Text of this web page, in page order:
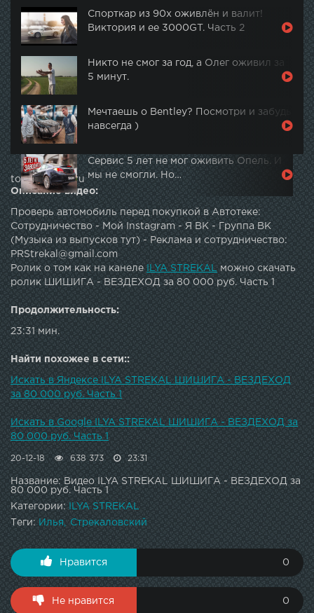
Спорткар из 90х оживлён и валит!
Виктория и ее 3000GT. Часть 2
Никто не смог за год, а Олег оживил за
5 минут.
Мечтаешь о Bentley? Посмотри и забудь
навсегда )
Сервис 5 лет не мог оживить Опель. И
мы не смогли. Но…
topautotube.ru
Описание видео:
Проверь автомобиль перед покупкой в Автотеке:
Сотрудничество - Мой Instagram - Я ВК - Группа ВК
(Музыка из выпусков тут) - Реклама и сотрудничество:
PRStrekal@gmail.com
Ролик о том как на канелеILYA STREKALможно скачать
ролик ШИШИГА - ВЕЗДЕХОД за 80 000 руб. Часть 1
Продолжительность:
23:31 мин.
Найти похожее в сети::
Искать в Яндексе ILYA STREKAL ШИШИГА - ВЕЗДЕХОД
за 80 000 руб. Часть 1
Искать в Google ILYA STREKAL ШИШИГА - ВЕЗДЕХОД за
80 000 руб. Часть 1
20-12-18 638 373 23:31
Название: Видео ILYA STREKAL ШИШИГА - ВЕЗДЕХОД за
80 000 руб. Часть 1
Категории:ILYA STREKAL
Теги: Илья Стрекаловский
Нравится 0
Не нравится 0